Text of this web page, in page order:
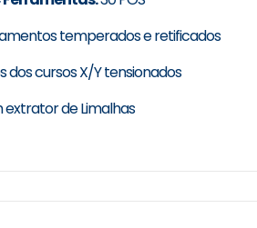
temperados e retificados
dos cursos X/Ytensionados
extrator de Limalhas